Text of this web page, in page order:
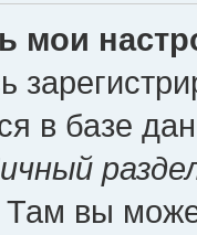
мои
в базе
вы